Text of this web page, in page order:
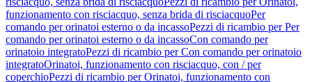
funzionamento con risciacquo, senza brida di risciacquoPer
comando per orinatoi esterno o da incassoPezzi di ricambio per Per
comando per orinatoi esterno o da incassoCon comando per
orinatoio integratoPezzi di ricambio per Con comando per orinatoio
integratoOrinatoi, funzionamento con risciacquo, con / per
coperchioPezzi di ricambio per Orinatoi, funzionamento con